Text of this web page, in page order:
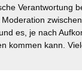
Verantwortung
es, je nach
kommen kann.